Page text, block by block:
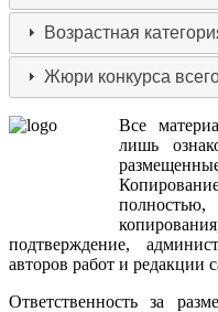
Возрастная
Жюри конкурса
Все
лишь
полностью,
копирования
подтверждение,
авторов работ и редакции
Ответственность
за